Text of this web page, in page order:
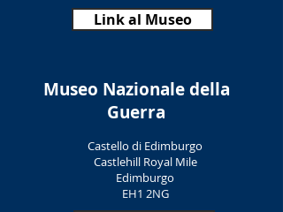
Link al Museo
Museo Nazionale della
Guerra
Castello di Edimburgo
Castlehill Royal Mile
Edimburgo
EH1 2NG